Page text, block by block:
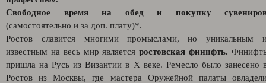
Свободное время на обед и покупку
(самостоятельно и за доп. плату)*.
Ростов славится многими промыслами, но уникальным
известным на весь мир являетсяростовская финифть.
пришла на Русь из Византии в X веке. Ремесло было занесено
Ростов из Москвы, где мастера Оружейной палаты